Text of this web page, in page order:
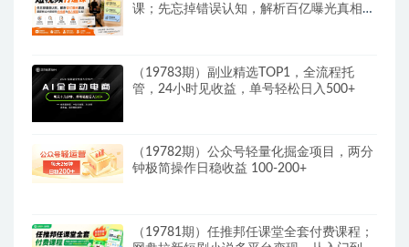
课；先忘掉错误认知，解析百亿曝光真相，
（19783期）副业精选TOP1，全流程托
管，24小时见收益，单号轻松日入500+
（19782期）公众号轻量化掘金项目，两分
钟极简操作日稳收益 100-200+
（19781期）任推邦任课堂全套付费课程；